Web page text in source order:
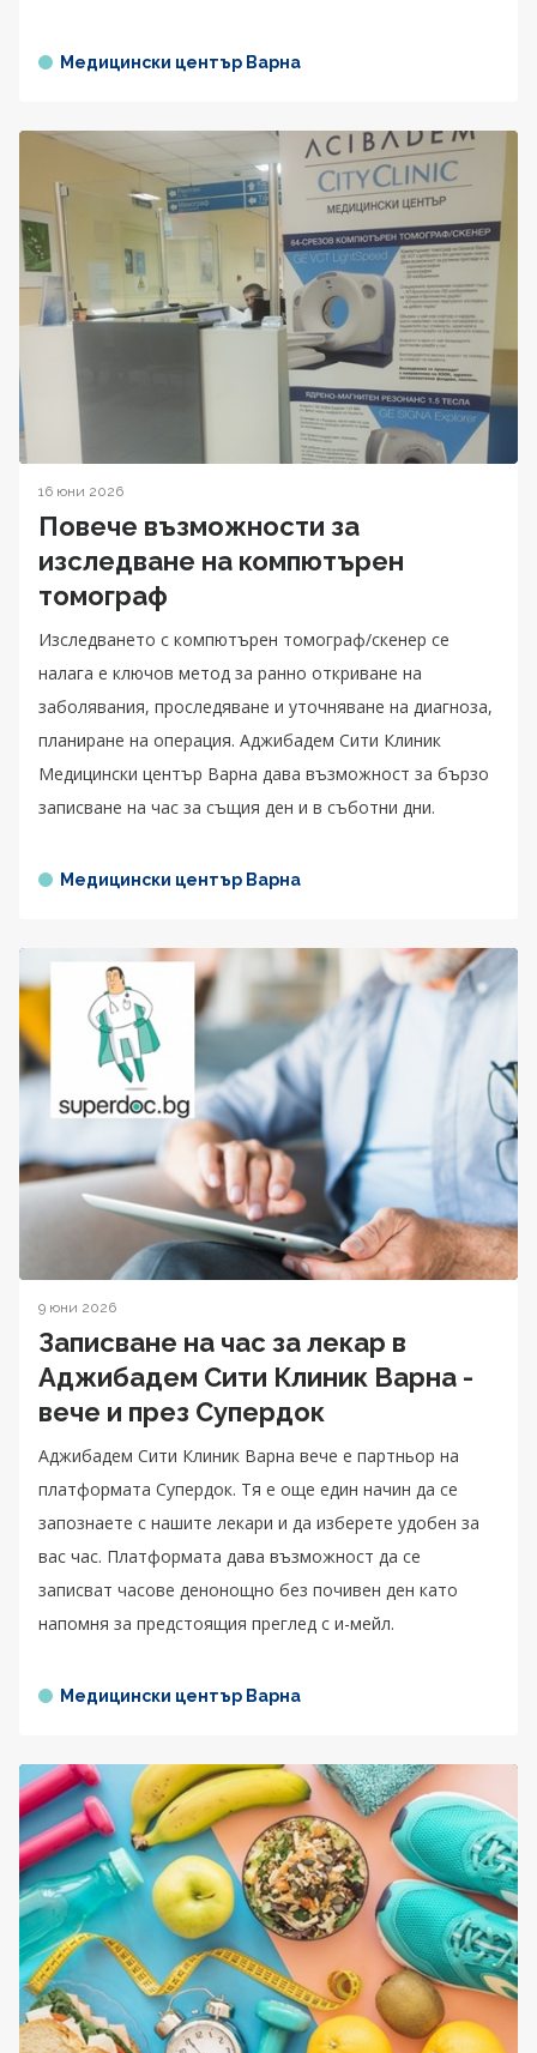
Медицински център Варна
16 юни 2026
Повече възможности за
изследване на компютърен
томограф
Изследването с компютърен томограф/скенер се
налага е ключов метод за ранно откриване на
заболявания, проследяване и уточняване на диагноза,
планиране на операция. Аджибадем Сити Клиник
Медицински център Варна дава възможност за бързо
записване на час за същия ден и в съботни дни.
Медицински център Варна
9 юни 2026
Записване на час за лекар в
Аджибадем Сити Клиник Варна -
вече и през Супердок
Аджибадем Сити Клиник Варна вече е партньор на
платформата Супердок. Тя е още един начин да се
запознаете с нашите лекари и да изберете удобен за
вас час. Платформата дава възможност да се
записват часове денонощно без почивен ден като
напомня за предстоящия преглед с и-мейл.
Медицински център Варна